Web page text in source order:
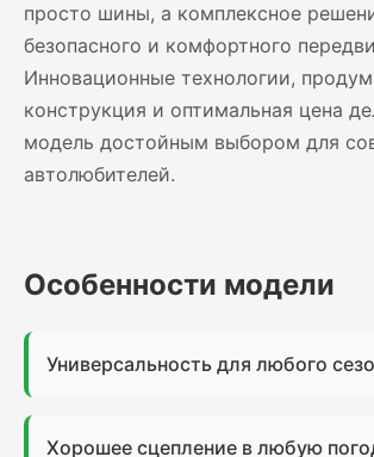
просто шины, а комплексное
безопасного и комфортного
Инновационные технологии,
конструкция и оптимальная цена
модель достойным выбором для
автолюбителей.
Особенности модели
Универсальность для любого
Хорошее сцепление в любую